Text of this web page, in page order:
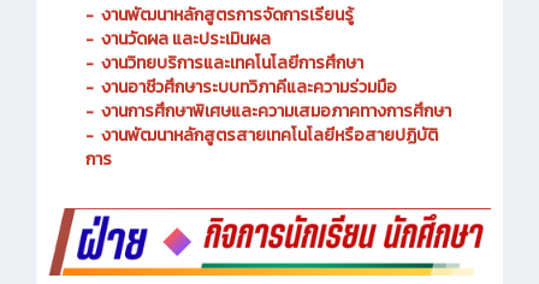
- งานพัฒนาหลักสูตรการจัดการเรียนรู้
- งานวัดผล และประเมินผล
- งานวิทยบริการและเทคโนโลยีการศึกษา
- งานอาชีวศึกษาระบบทวิภาคีและความร่วมมือ
- งานการศึกษาพิเศษและความเสมอภาคทางการศึกษา
- งานพัฒนาหลักสูตรสายเทคโนโลยีหรือสายปฏิบัติ
การ